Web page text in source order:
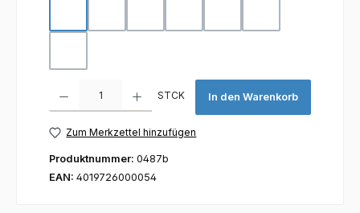
STCK In den Warenkorb
Zum Merkzettel hinzufügen
Produktnummer: 0487b
EAN: 4019726000054